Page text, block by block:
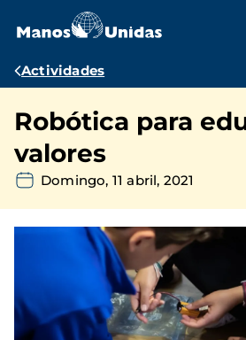
contenido
Ruta
navegación
Actividades
Robótica para
valores
Domingo, 11 abril, 2021